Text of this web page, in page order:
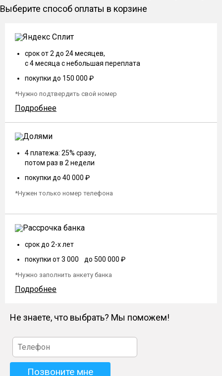
Выберите способ оплаты в корзине
срок от 2 до 24 месяцев,
с 4 месяца с небольшая переплата
покупки до 150 000 ₽
*Нужно подтвердить свой номер
Подробнее
4 платежа: 25% сразу,
потом раз в 2 недели
покупки до 40 000 ₽
*Нужен только номер телефона
срок до 2-х лет
покупки от 3 000 до 500 000 ₽
*Нужно заполнить анкету банка
Подробнее
Не знаете, что выбрать? Мы поможем!